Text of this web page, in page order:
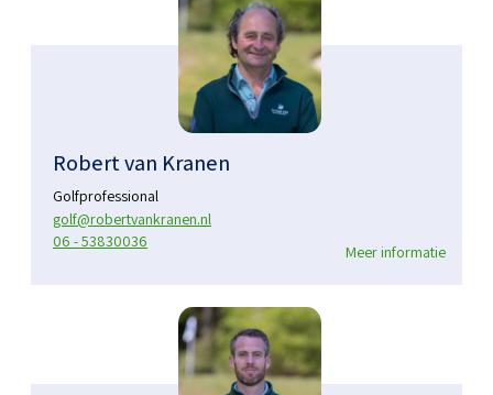
Robert van Kranen
Golfprofessional
golf@robertvankranen.nl
06 - 53830036
Meer informatie